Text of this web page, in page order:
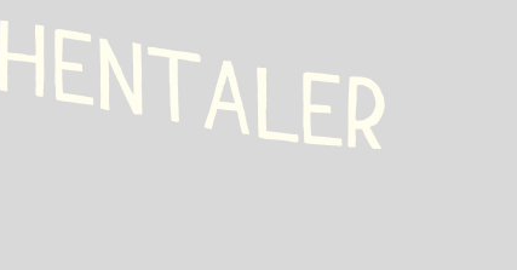
HENTALER